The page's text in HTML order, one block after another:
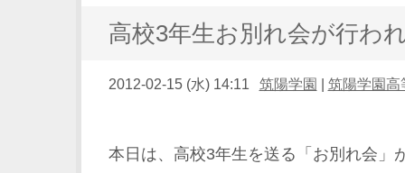
高校3年生お別れ会が行わ
2012-02-15 (水) 14:11 筑陽学園 筑陽学園高
本日は、高校3年生を送る「お別れ会」